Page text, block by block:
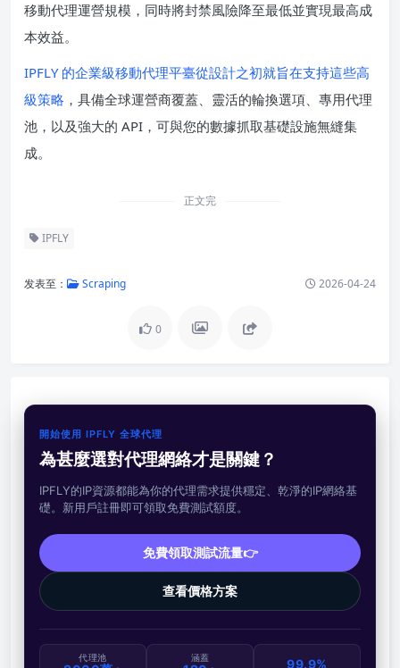
移動代理運營規模，同時將封禁風險降至最低並實現最高成
本效益。
IPFLY 的企業級移動代理平臺從設計之初就旨在支持這些高
級策略 ，具備全球運營商覆蓋、靈活的輪換選項、專用代理
池，以及強大的 API，可與您的數據抓取基礎設施無縫集
成。
正文完
IPFLY
发表至： Scraping 2026-04-24
0
開始使用 IPFLY 全球代理
為甚麼選對代理網絡才是關鍵？
IPFLY的IP資源都能為你的代理需求提供穩定、乾淨的IP網絡基
礎。新用戶註冊即可領取免費測試額度。
免費領取測試流量👉
查看價格方案
代理池 涵蓋 99.9%